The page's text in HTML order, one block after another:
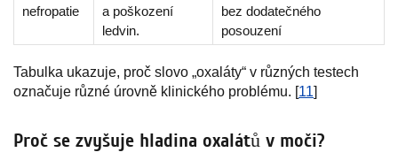
nefropatie
a poškození
ledvin.
bez dodatečného
posouzení
Tabulka ukazuje, proč slovo „oxaláty“ v různých testech
označuje různé úrovně klinického problému. [11]
Proč se zvyšuje hladina oxalátů v moči?